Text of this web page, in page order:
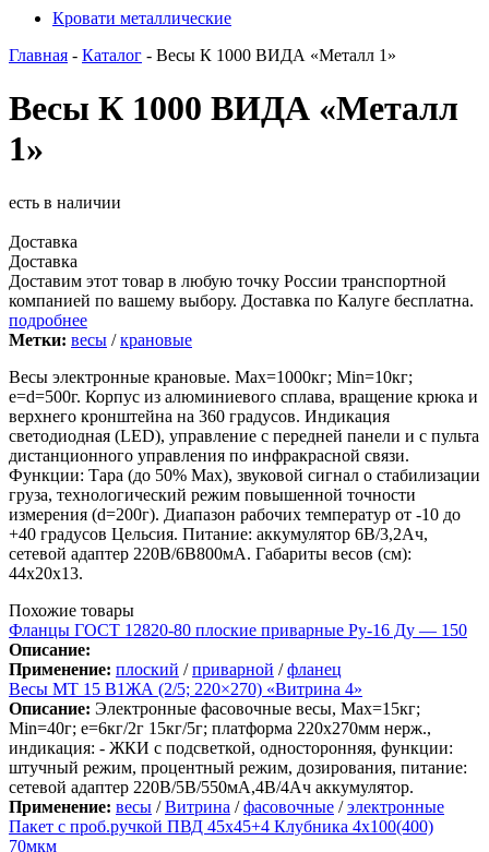
Кровати металлические
Главная - Каталог - Весы К 1000 ВИДА «Металл 1»
Весы К 1000 ВИДА «Металл
1»
есть в наличии
Доставка
Доставка
Доставим этот товар в любую точку России транспортной
компанией по вашему выбору. Доставка по Калуге бесплатна.
подробнее
Метки: весы /крановые
Весы электронные крановые. Мах=1000кг; Min=10кг;
e=d=500г. Корпус из алюминиевого сплава, вращение крюка и
верхнего кронштейна на 360 градусов. Индикация
светодиодная (LED), управление с передней панели и с пульта
дистанционного управления по инфракрасной связи.
Функции: Тара (до 50% Мах), звуковой сигнал о стабилизации
груза, технологический режим повышенной точности
измерения (d=200г). Диапазон рабочих температур от -10 до
+40 градусов Цельсия. Питание: аккумулятор 6В/3,2Ач,
сетевой адаптер 220В/6В800мА. Габариты весов (см):
44х20х13.
Похожие товары
Фланцы ГОСТ 12820-80 плоские приварные Ру-16 Ду — 150
Описание:
Применение: плоский /приварной /фланец
Весы МТ 15 В1ЖА (2/5; 220×270) «Витрина 4»
Описание: Электронные фасовочные весы, Max=15кг;
Min=40г; e=6кг/2г 15кг/5г; платформа 220х270мм нерж.,
индикация: - ЖКИ с подсветкой, односторонняя, функции:
штучный режим, процентный режим, дозирования, питание:
сетевой адаптер 220В/5В/550мА,4В/4Ач аккумулятор.
Применение: весы /Витрина /фасовочные /электронные
Пакет с проб.ручкой ПВД 45х45+4 Клубника 4х100(400)
70мкм